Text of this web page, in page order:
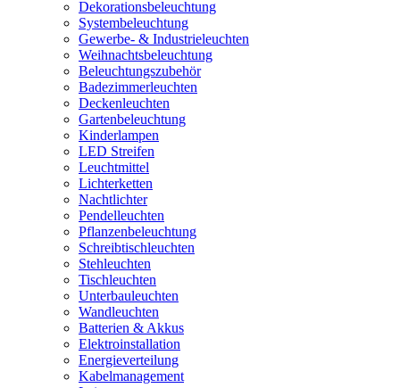
Dekorationsbeleuchtung
Systembeleuchtung
Gewerbe- & Industrieleuchten
Weihnachtsbeleuchtung
Beleuchtungszubehör
Badezimmerleuchten
Deckenleuchten
Gartenbeleuchtung
Kinderlampen
LED Streifen
Leuchtmittel
Lichterketten
Nachtlichter
Pendelleuchten
Pflanzenbeleuchtung
Schreibtischleuchten
Stehleuchten
Tischleuchten
Unterbauleuchten
Wandleuchten
Batterien & Akkus
Elektroinstallation
Energieverteilung
Kabelmanagement